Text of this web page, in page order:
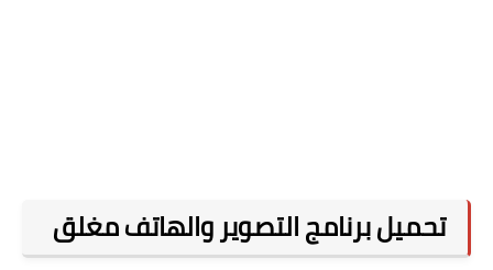
تحميل برنامج التصوير والهاتف مغلق